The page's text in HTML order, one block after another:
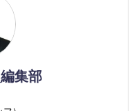
集部